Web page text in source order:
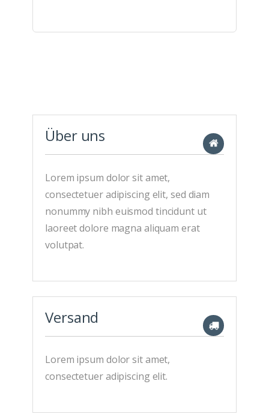
Über uns
Lorem ipsum dolor sit amet,
consectetuer adipiscing elit, sed diam
nonummy nibh euismod tincidunt ut
laoreet dolore magna aliquam erat
volutpat.
Versand
Lorem ipsum dolor sit amet,
consectetuer adipiscing elit.